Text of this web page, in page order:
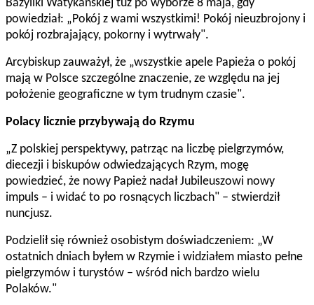
Bazyliki Watykańskiej tuż po wyborze 8 maja, gdy
powiedział: „Pokój z wami wszystkimi! Pokój nieuzbrojony i
pokój rozbrajający, pokorny i wytrwały".
Arcybiskup zauważył, że „wszystkie apele Papieża o pokój
mają w Polsce szczególne znaczenie, ze względu na jej
położenie geograficzne w tym trudnym czasie".
Polacy licznie przybywają do Rzymu
„Z polskiej perspektywy, patrząc na liczbę pielgrzymów,
diecezji i biskupów odwiedzających Rzym, mogę
powiedzieć, że nowy Papież nadał Jubileuszowi nowy
impuls – i widać to po rosnących liczbach" – stwierdził
nuncjusz.
Podzielił się również osobistym doświadczeniem: „W
ostatnich dniach byłem w Rzymie i widziałem miasto pełne
pielgrzymów i turystów – wśród nich bardzo wielu
Polaków."